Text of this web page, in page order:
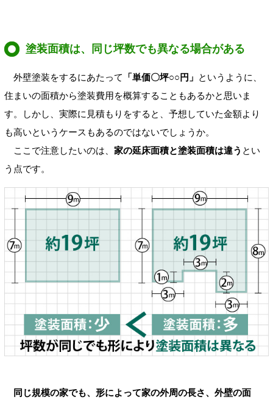
塗装面積は、同じ坪数でも異なる場合がある
外壁塗装をするにあたって 「単価〇坪○○円」 というように、
住まいの面積から塗装費用を概算することもあるかと思いま
す。しかし、実際に見積もりをすると、予想していた金額より
も高いというケースもあるのではないでしょうか。
ここで注意したいのは、 家の延床面積と塗装面積は違う とい
う点です。
同じ規模の家でも、形によって家の外周の長さ、外壁の面